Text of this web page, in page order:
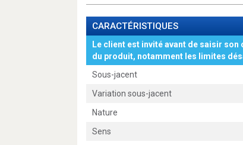
CARACTÉRISTIQUES
Le client est invité avant de saisir
du produit, notamment les limites
Sous-jacent
Variation sous-jacent
Nature
Sens